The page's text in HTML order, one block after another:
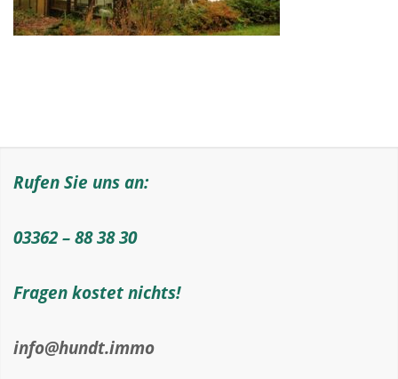
Rufen Sie uns an:
03362 – 88 38 30
Fragen kostet nichts!
info@hundt.immo